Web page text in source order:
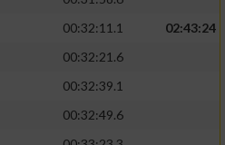
00:32:11.1
02:43:24
00:32:21.6
00:32:39.1
00:32:49.6
personalisierte
Auswahl